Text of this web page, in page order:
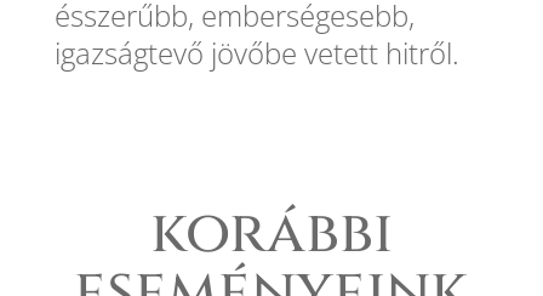
ésszerűbb, emberségesebb,
igazságtevő jövőbe vetett hitről.
korábbi